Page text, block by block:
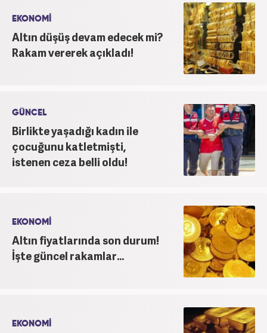
EKONOMİ
Altın düşüş devam edecek mi?
Rakam vererek açıkladı!
GÜNCEL
Birlikte yaşadığı kadın ile
çocuğunu katletmişti,
istenen ceza belli oldu!
EKONOMİ
Altın fiyatlarında son durum!
İşte güncel rakamlar...
EKONOMİ